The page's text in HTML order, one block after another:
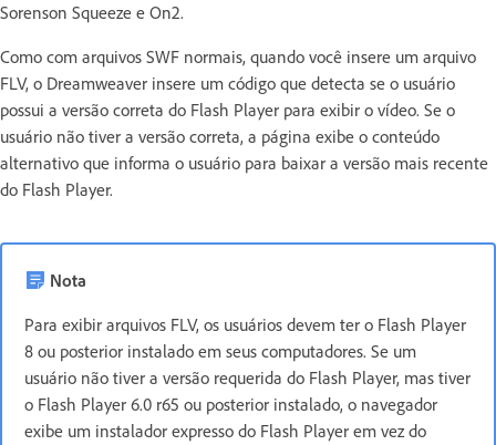
Sorenson Squeeze e On2.
Como com arquivos SWF normais, quando você insere um arquivo
FLV, o Dreamweaver insere um código que detecta se o usuário
possui a versão correta do Flash Player para exibir o vídeo. Se o
usuário não tiver a versão correta, a página exibe o conteúdo
alternativo que informa o usuário para baixar a versão mais recente
do Flash Player.
Nota
Para exibir arquivos FLV, os usuários devem ter o Flash Player
8 ou posterior instalado em seus computadores. Se um
usuário não tiver a versão requerida do Flash Player, mas tiver
o Flash Player 6.0 r65 ou posterior instalado, o navegador
exibe um instalador expresso do Flash Player em vez do